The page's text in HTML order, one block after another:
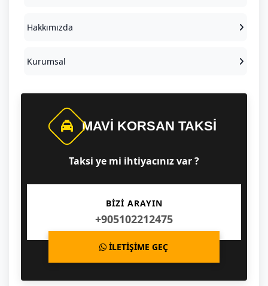
Hakkımızda
Kurumsal
MAVI KORSAN TAKSI
Taksi ye mi ihtiyacınız var ?
BİZİ ARAYIN
+905102212475
İLETİŞİME GEÇ